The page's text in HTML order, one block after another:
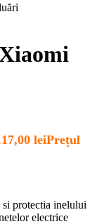
17,00 leiPrețul
si protectia inelului
electrice